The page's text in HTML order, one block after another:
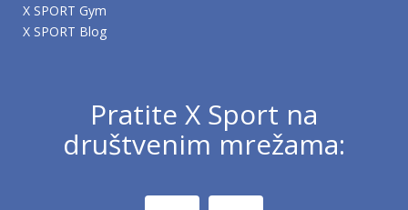
X SPORT Gym
X SPORT Blog
Pratite X Sport na
društvenim mrežama: